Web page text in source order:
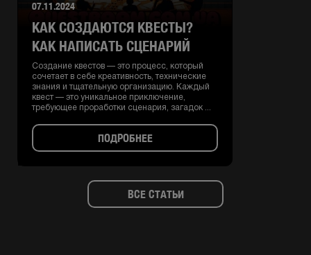
КАК СОЗДАЮТСЯ КВЕСТЫ?
КАК НАПИСАТЬ СЦЕНАРИЙ
Создание квестов — это процесс, который
сочетает в себе креативность, технические
знания и тщательную организацию. Каждый
квест — это уникальное приключение,
требующее проработки сценария, загадок ...
07.11.2024
ПОДРОБНЕЕ
ВСЕ СТАТЬИ